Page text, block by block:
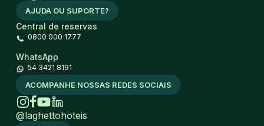
AJUDA OU SUPORTE?
Central de reservas
0800 000 1777
WhatsApp
54 3421 8191
ACOMPANHE NOSSAS REDES SOCIAIS
@laghettohoteis